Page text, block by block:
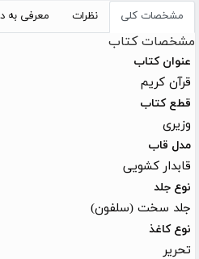
مشخصات کلی نظرات معرفی به
مشخصات کتاب
عنوان کتاب
قرآن کریم
قطع کتاب
وزیری
مدل قاب
قابدار کشویی
نوع جلد
جلد سخت (سلفون)
نوع کاغذ
تحریر